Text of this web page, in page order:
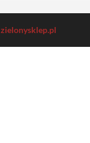
zielonysklep.pl